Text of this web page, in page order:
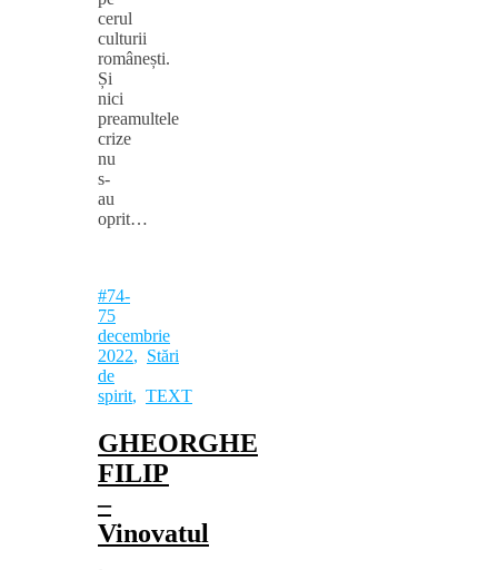
cerul
culturii
românești.
Și
nici
preamultele
crize
nu
s-
au
oprit…
#74-
75
decembrie
2022, Stări
de
spirit, TEXT
GHEORGHE
FILIP
‒
Vinovatul